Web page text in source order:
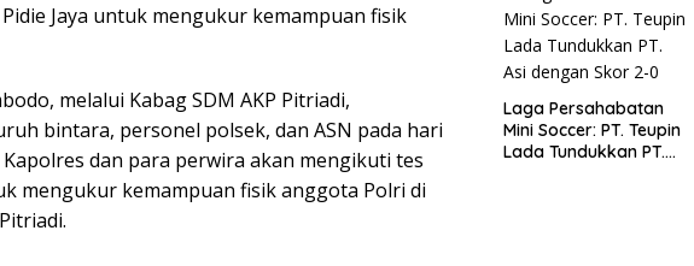
Jaya untuk mengukur kemampuan fisik
melalui Kabag SDM AKP Pitriadi,
bintara, personel polsek, dan ASN pada hari
dan para perwira akan mengikuti tes
mengukur kemampuan fisik anggota Polri di
Laga Persahabatan
Mini Soccer: PT. Teupin
Lada Tundukkan PT.